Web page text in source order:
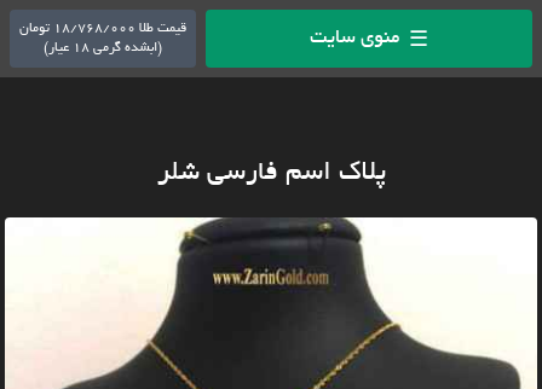
☰ منوی سایت
قیمت طلا 18/768/000 تومان
(ابشده گرمی 18 عیار)
پلاک اسم فارسی شلر